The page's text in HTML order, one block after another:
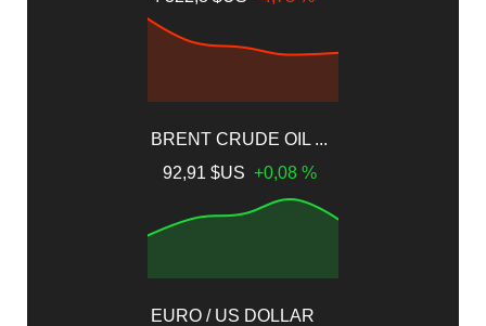
BRENT CRUDE OIL ...
92,91 $US +0,08 %
EURO / US DOLLAR